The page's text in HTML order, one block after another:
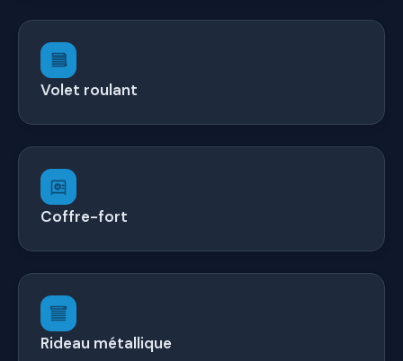
Volet roulant
Coffre-fort
Rideau métallique